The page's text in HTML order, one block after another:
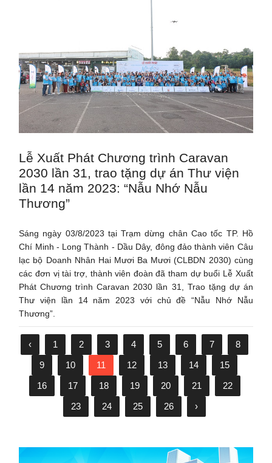
Lễ Xuất Phát Chương trình Caravan
2030 lần 31, trao tặng dự án Thư viện
lần 14 năm 2023: “Nẫu Nhớ Nẫu
Thương”
Sáng ngày 03/8/2023 tại Trạm dừng chân Cao tốc TP. Hồ
Chí Minh - Long Thành - Dầu Dây, đông đảo thành viên Câu
lạc bộ Doanh Nhân Hai Mươi Ba Mươi (CLBDN 2030) cùng
các đơn vị tài trợ, thành viên đoàn đã tham dự buổi Lễ Xuất
Phát Chương trình Caravan 2030 lần 31, Trao tặng dự án
Thư viện lần 14 năm 2023 với chủ đề “Nẫu Nhớ Nẫu
Thương”.
‹ 1 2 3 4 5 6 7
8
9
10 11 12 13 14
15
16
17 18 19 20 21
22
23
24 25 26 ›